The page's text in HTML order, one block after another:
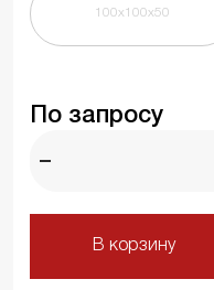
100х100х50
По запросу
В корзину